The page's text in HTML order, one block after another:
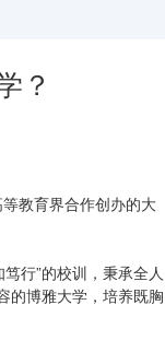
？
教育界合作创办的大
行”的校训，秉承全人
的博雅大学，培养既胸